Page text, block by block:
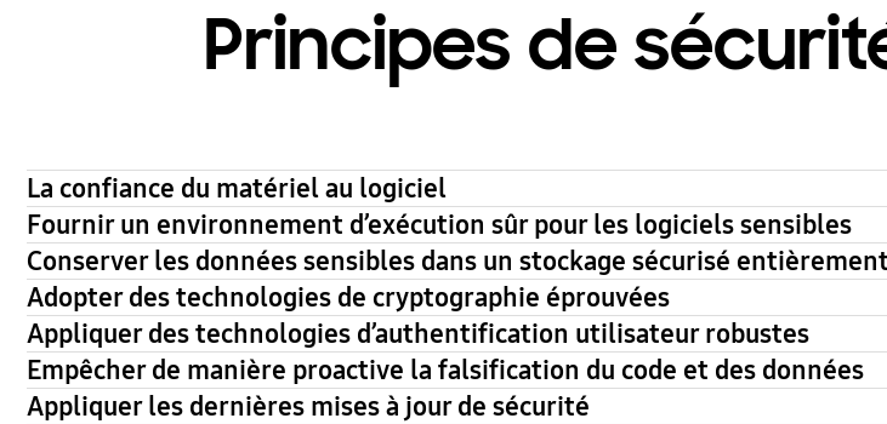
Principes de
La confiance du matériel au logiciel
Fournir un environnement d’exécution sûr pour les logiciels sensibles
Conserver les données sensibles dans un stockage sécurisé
Adopter des technologies de cryptographie éprouvées
Appliquer des technologies d’authentification utilisateur robustes
Empêcher de manière proactive la falsification du code et des données
Appliquer les dernières mises à jour de sécurité